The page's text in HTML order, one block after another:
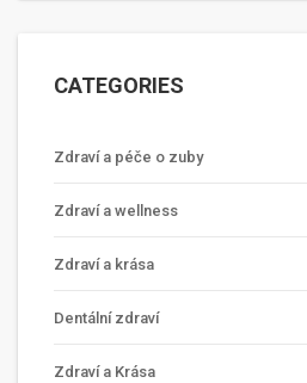
CATEGORIES
Zdraví a péče o zuby
Zdraví a wellness
Zdraví a krása
Dentální zdraví
Zdraví a Krása